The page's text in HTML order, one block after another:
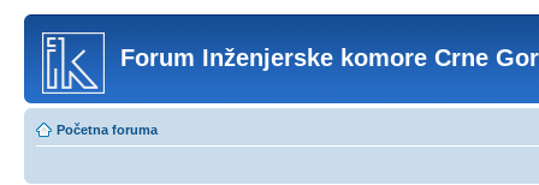
Forum Inženjerske komore Crne
Početna foruma